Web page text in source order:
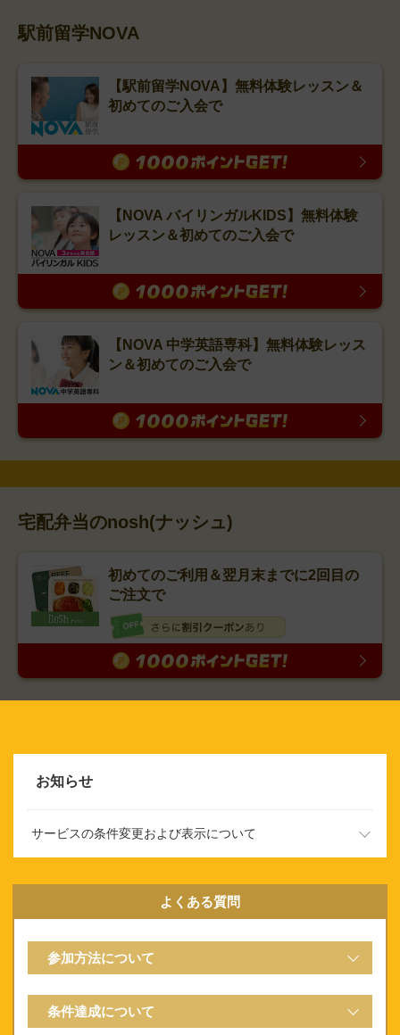
駅前留学NOVA
【駅前留学NOVA】無料体験レッスン＆
初めてのご入会で
【NOVA バイリンガルKIDS】無料体験
レッスン＆初めてのご入会で
【NOVA 中学英語専科】無料体験レッス
ン＆初めてのご入会で
宅配弁当のnosh(ナッシュ)
初めてのご利用＆翌月末までに2回目の
ご注文で
お知らせ
サービスの条件変更および表示について
「楽天でんきを初めて使って3,000ポイント」につきまし
「楽天Car車検で初めて車検予約＆実施して2,100ポイント」
す。
ご利用状況が反映されるまでにお時間がかかる場合がござい
よくある質問
参加方法について
条件達成について